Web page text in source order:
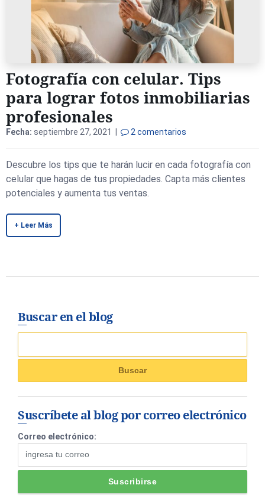
Fotografía con celular. Tips
para lograr fotos inmobiliarias
profesionales
Fecha: septiembre 27, 2021 | 2 comentarios
Descubre los tips que te harán lucir en cada fotografía con
celular que hagas de tus propiedades. Capta más clientes
potenciales y aumenta tus ventas.
+ Leer Más
Buscar en el blog
Suscríbete al blog por correo electrónico
Correo electrónico: